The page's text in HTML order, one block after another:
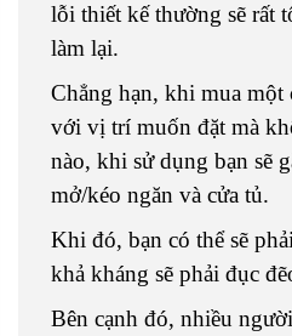
lỗi thiết kế thường sẽ rất
làm lại.
Chẳng hạn, khi mua một
với vị trí muốn đặt mà
nào, khi sử dụng bạn sẽ
mở/kéo ngăn và cửa tủ.
Khi đó, bạn có thể sẽ
khả kháng sẽ phải đục
Bên cạnh đó, nhiều